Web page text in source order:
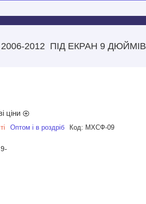
2012 ПІД ЕКРАН 9 ДЮЙМІВ
ціни
Оптом і в роздріб Код: МХСФ-09